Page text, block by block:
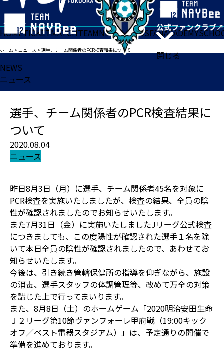
閉じる
HOMETICKETMATCHTEAMNEWSGOODSFANACADEMY
ホーム >ニュース >選手、チーム関係者のPCR検査結果について
NEWS
ニュース
選手、チーム関係者のPCR検査結果に
ついて
2020.08.04
ニュース
昨日8月3日（月）に選手、チーム関係者45名を対象に
PCR検査を実施いたしましたが、検査の結果、全員の陰
性が確認されましたのでお知らせいたします。
また7月31日（金）に実施いたしましたJリーグ公式検査
につきましても、この度陽性が確認された選手１名を除
いて本日全員の陰性が確認されましたので、あわせてお
知らせいたします。
今後は、引き続き管轄保健所の指導を仰ぎながら、施設
の消毒、選手スタッフの体調管理等、改めて万全の対策
を講じた上で行ってまいります。
また、8月8日（土）のホームゲーム「2020明治安田生命
Ｊ２リーグ第10節ヴァンフォーレ甲府戦（19:00キック
オフ／ベスト電器スタジアム）」は、予定通りの開催で
準備を進めております。